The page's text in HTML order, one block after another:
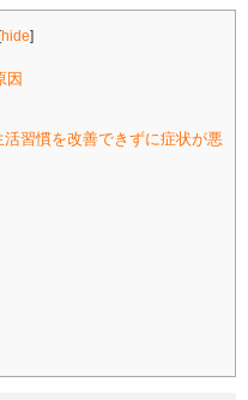
[hide]
因
習慣を改善できずに症状が悪